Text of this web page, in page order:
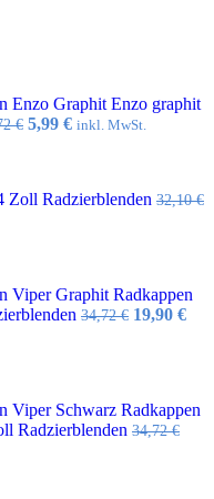
Enzo graphit
€ Ursprünglicher
5,99 €Aktueller
inkl. MwSt.
Zoll Radzierblenden 32,10€
Radkappen
34,72€ 19,90 €
Radkappen
Radzierblenden 34,72€